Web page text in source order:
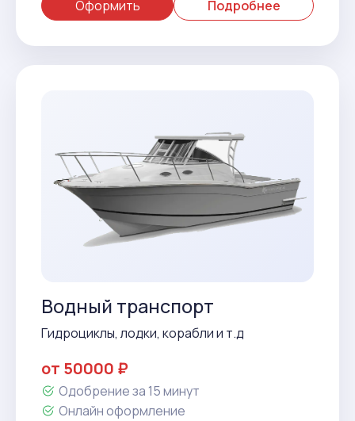
Оформить Подробнее
Водный транспорт
Гидроциклы, лодки, корабли и т.д
от 50000 ₽
Одобрение за 15 минут
Онлайн оформление